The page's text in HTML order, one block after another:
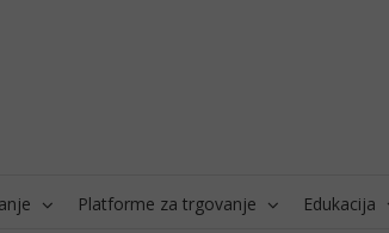
Platforme za trgovanje Edukacija